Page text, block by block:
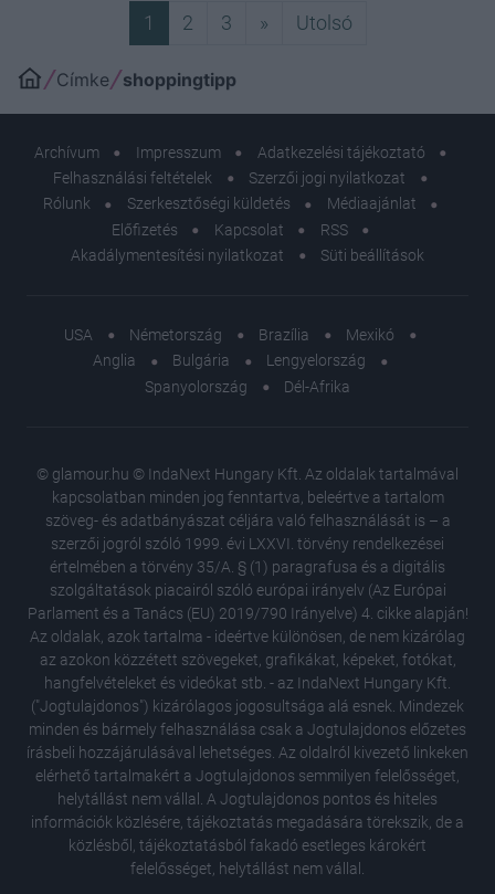
1 2 3 »Következő
UtolsóUtolsó
Címke shoppingtipp
Archívum Impresszum
Adatkezelési tájékoztató
Felhasználási feltételek
Szerzői jogi nyilatkozat
Rólunk
Szerkesztőségi küldetés
Médiaajánlat
Előfizetés
Kapcsolat
RSS
Akadálymentesítési nyilatkozat
Süti beállítások
USA Németország Brazília
Mexikó
Anglia
Bulgária
Lengyelország
Spanyolország
Dél-Afrika
© glamour.hu © IndaNext Hungary Kft. Az oldalak tartalmával
kapcsolatban minden jog fenntartva, beleértve a tartalom
szöveg- és adatbányászat céljára való felhasználását is – a
szerzői jogról szóló 1999. évi LXXVI. törvény rendelkezései
értelmében a törvény 35/A. § (1) paragrafusa és a digitális
szolgáltatások piacairól szóló európai irányelv (Az Európai
Parlament és a Tanács (EU) 2019/790 Irányelve) 4. cikke alapján!
Az oldalak, azok tartalma - ideértve különösen, de nem kizárólag
az azokon közzétett szövegeket, grafikákat, képeket, fotókat,
hangfelvételeket és videókat stb. - az IndaNext Hungary Kft.
("Jogtulajdonos") kizárólagos jogosultsága alá esnek. Mindezek
minden és bármely felhasználása csak a Jogtulajdonos előzetes
írásbeli hozzájárulásával lehetséges. Az oldalról kivezető linkeken
elérhető tartalmakért a Jogtulajdonos semmilyen felelősséget,
helytállást nem vállal. A Jogtulajdonos pontos és hiteles
információk közlésére, tájékoztatás megadására törekszik, de a
közlésből, tájékoztatásból fakadó esetleges károkért
felelősséget, helytállást nem vállal.